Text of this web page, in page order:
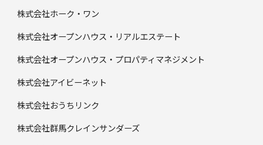
株式会社ホーク・ワン
株式会社オープンハウス・リアルエステート
株式会社オープンハウス・プロパティマネジメント
株式会社アイビーネット
株式会社おうちリンク
株式会社群馬クレインサンダーズ